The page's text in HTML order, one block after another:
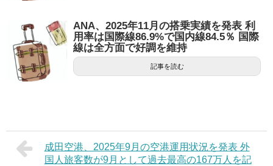
ANA、2025年11月の搭乗実績を発表 利
用率は国際線86.9%で国内線84.5％ 国際
線は全方面で好調を維持
記事を読む
成田空港、2025年9月の空港運用状況を発表 外
国人旅客数が9月として過去最高の167万人を記